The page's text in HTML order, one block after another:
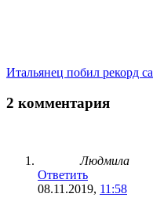
Итальянец побил рекорд
2 комментария
Людмила
Ответить
08.11.2019, 11:58